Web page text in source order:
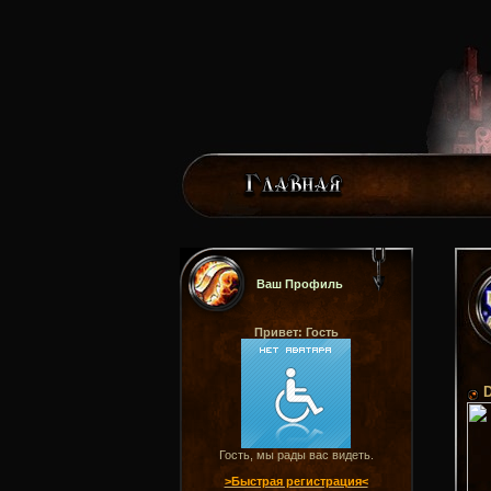
Ваш Профиль
Привет: Гость
Гость, мы рады вас видеть.
>Быстрая регистрация<